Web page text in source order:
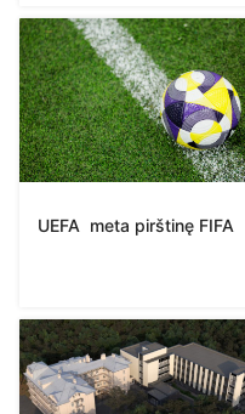
UEFA meta pirštinę FIFA